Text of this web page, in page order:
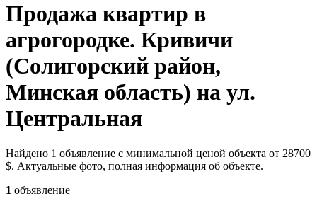
Продажа квартир в
агрогородке. Кривичи
(Солигорский район,
Минская область) на ул.
Центральная
Найдено 1 объявление с минимальной ценой объекта от 28700
$. Актуальные фото, полная информация об объекте.
1 объявление